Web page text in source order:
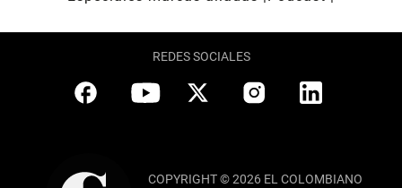
REDES SOCIALES
COPYRIGHT © 2026 EL COLOMBIANO